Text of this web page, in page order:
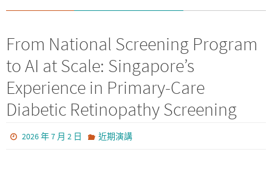
From National Screening Program
to AI at Scale: Singapore’s
Experience in Primary-Care
Diabetic Retinopathy Screening
2026 年 7 月 2 日 近期演講